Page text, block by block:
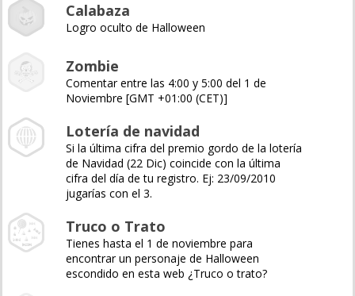
Calabaza
Logro oculto de Halloween
Zombie
Comentar entre las 4:00 y 5:00 del 1 de
Noviembre [GMT +01:00 (CET)]
Lotería de navidad
Si la última cifra del premio gordo de la lotería
de Navidad (22 Dic) coincide con la última
cifra del día de tu registro. Ej: 23/09/2010
jugarías con el 3.
Truco o Trato
Tienes hasta el 1 de noviembre para
encontrar un personaje de Halloween
escondido en esta web ¿Truco o trato?